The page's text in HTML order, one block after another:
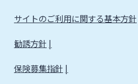
サイトのご利用に関する基本方針
勧誘方針
保険募集指針